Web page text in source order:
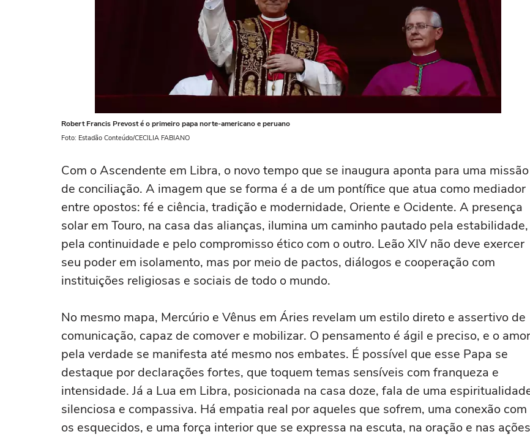
Robert Francis Prevost é o primeiro papa norte-americano e peruano
Foto: Estadão Conteúdo/CECILIA FABIANO
Com o Ascendente em Libra, o novo tempo que se inaugura aponta para uma missão
de conciliação. A imagem que se forma é a de um pontífice que atua como mediador
entre opostos: fé e ciência, tradição e modernidade, Oriente e Ocidente. A presença
solar em Touro, na casa das alianças, ilumina um caminho pautado pela estabilidade,
pela continuidade e pelo compromisso ético com o outro. Leão XIV não deve exercer
seu poder em isolamento, mas por meio de pactos, diálogos e cooperação com
instituições religiosas e sociais de todo o mundo.
No mesmo mapa, Mercúrio e Vênus em Áries revelam um estilo direto e assertivo de
comunicação, capaz de comover e mobilizar. O pensamento é ágil e preciso, e o amor
pela verdade se manifesta até mesmo nos embates. É possível que esse Papa se
destaque por declarações fortes, que toquem temas sensíveis com franqueza e
intensidade. Já a Lua em Libra, posicionada na casa doze, fala de uma
silenciosa e compassiva. Há empatia real por aqueles que sofrem, uma conexão com
os esquecidos, e uma força interior que se expressa na escuta, na oração e nas ações